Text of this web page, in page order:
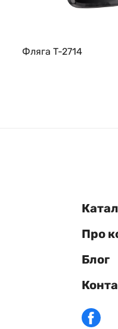
Фляга T-2714
Про
Блог